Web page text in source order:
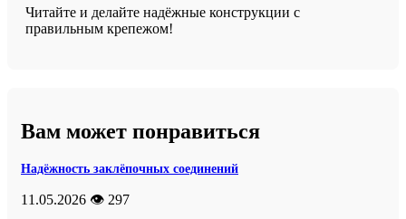
Читайте и делайте надёжные конструкции с
правильным крепежом!
Вам может понравиться
Надёжность заклёпочных соединений
11.05.2026 👁️ 297